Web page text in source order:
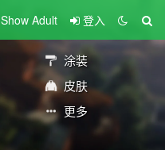
Show Adult 登入
涂装
皮肤
更多